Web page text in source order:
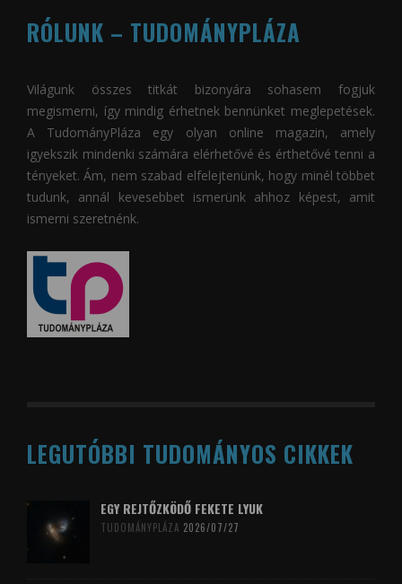
RÓLUNK – TUDOMÁNYPLÁZA
Világunk összes titkát bizonyára sohasem fogjuk
megismerni, így mindig érhetnek bennünket meglepetések.
A TudományPláza egy olyan online magazin, amely
igyekszik mindenki számára elérhetővé és érthetővé tenni a
tényeket. Ám, nem szabad elfelejtenünk, hogy minél többet
tudunk, annál kevesebbet ismerünk ahhoz képest, amit
ismerni szeretnénk.
LEGUTÓBBI TUDOMÁNYOS CIKKEK
EGY REJTŐZKÖDŐ FEKETE LYUK
TUDOMÁNYPLÁZA 2026/07/27